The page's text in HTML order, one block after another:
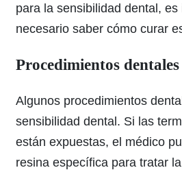
para la sensibilidad dental, es
necesario saber cómo curar
Procedimientos dentales
Algunos procedimientos
sensibilidad dental. Si las
están expuestas, el médico
resina específica para tratar